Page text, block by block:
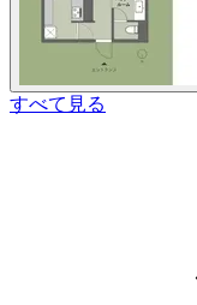
すべて見る